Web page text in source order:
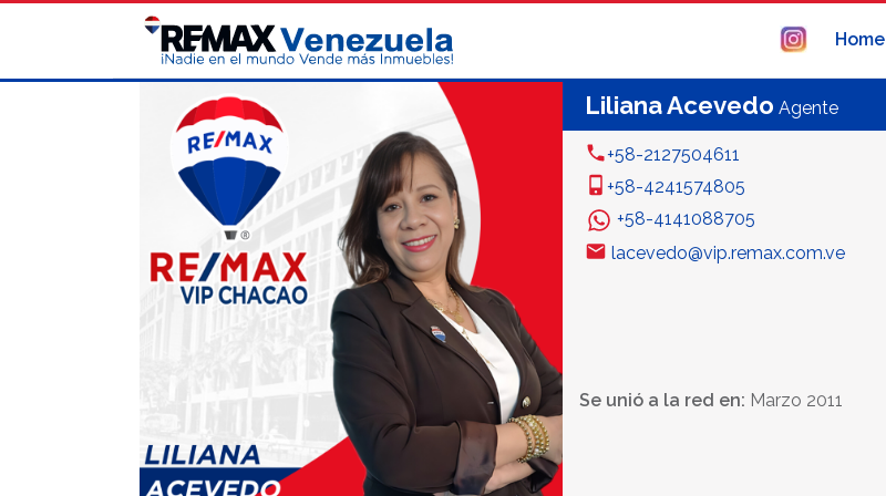
Home
Liliana Acevedo Agente
+58-2127504611
+58-4241574805
+58-4141088705
lacevedo@vip.remax.com.ve
Se unió a la red en: Marzo 2011